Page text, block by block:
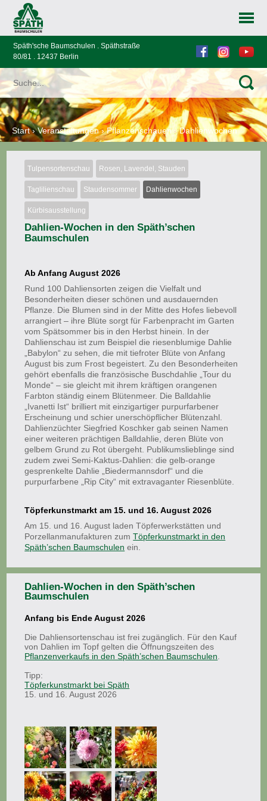
Späth'sche Baumschulen . Späthstraße
80/81 . 12437 Berlin
Start›Veranstaltungen›Pflanzenschauen›Dahlienwochen
Tulpensortenschau Rosen, Lavendel, Stauden
Taglilienschau Staudensommer Dahlienwochen
Kürbisausstellung
Dahlien-Wochen in den Späth’schen
Baumschulen
Ab Anfang August 2026
Rund 100 Dahliensorten zeigen die Vielfalt und
Besonderheiten dieser schönen und ausdauernden
Pflanze. Die Blumen sind in der Mitte des Hofes liebevoll
arrangiert – ihre Blüte sorgt für Farbenpracht im Garten
vom Spätsommer bis in den Herbst hinein. In der
Dahlienschau ist zum Beispiel die riesenblumige Dahlie
„Babylon“ zu sehen, die mit tiefroter Blüte von Anfang
August bis zum Frost begeistert. Zu den Besonderheiten
gehört ebenfalls die französische Buschdahlie „Tour du
Monde“ – sie gleicht mit ihrem kräftigen orangenen
Farbton ständig einem Blütenmeer. Die Balldahlie
„Ivanetti Ist“ brilliert mit einzigartiger purpurfarbener
Erscheinung und schier unerschöpflicher Blütenzahl.
Dahlienzüchter Siegfried Koschker gab seinen Namen
einer weiteren prächtigen Balldahlie, deren Blüte von
gelbem Grund zu Rot übergeht. Publikumslieblinge sind
zudem zwei Semi-Kaktus-Dahlien: die gelb-orange
gesprenkelte Dahlie „Biedermannsdorf“ und die
purpurfarbene „Rip City“ mit extravaganter Riesenblüte.
Töpferkunstmarkt am 15. und 16. August 2026
Am 15. und 16. August laden Töpferwerkstätten und
Porzellanmanufakturen zumTöpferkunstmarkt in den
Späth’schen Baumschulen ein.
Dahlien-Wochen in den Späth’schen
Baumschulen
Anfang bis Ende August 2026
Die Dahliensortenschau ist frei zugänglich. Für den Kauf
von Dahlien im Topf gelten die Öffnungszeiten des
Pflanzenverkaufs in den Späth’schen Baumschulen
Tipp:
Töpferkunstmarkt bei Späth
15. und 16. August 2026